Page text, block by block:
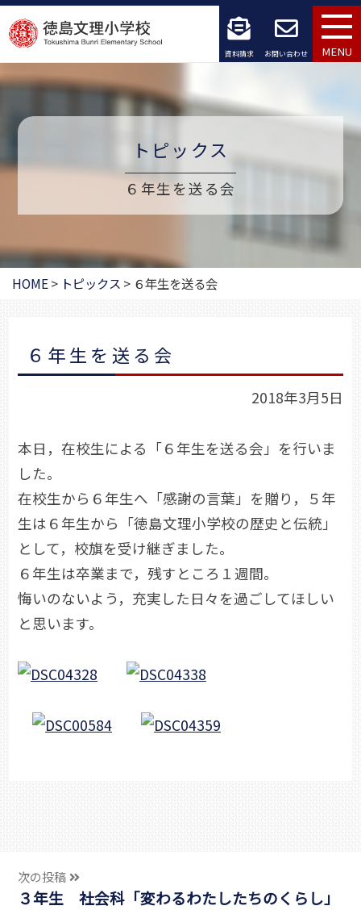
コ
ン
テ
へ
ッ
プ
資料請求 お問い合わせ MENU
トピックス
６年生を送る会
HOME> トピックス > ６年生を送る会
６年生を送る会
2018年3月5日
本日，在校生による「６年生を送る会」を行いま
した。
在校生から６年生へ「感謝の言葉」を贈り，５年
生は６年生から「徳島文理小学校の歴史と伝統」
として，校旗を受け継ぎました。
６年生は卒業まで，残すところ１週間。
悔いのないよう，充実した日々を過ごしてほしい
と思います。
次の投稿
３年生 社会科「変わるわたしたちのくらし」